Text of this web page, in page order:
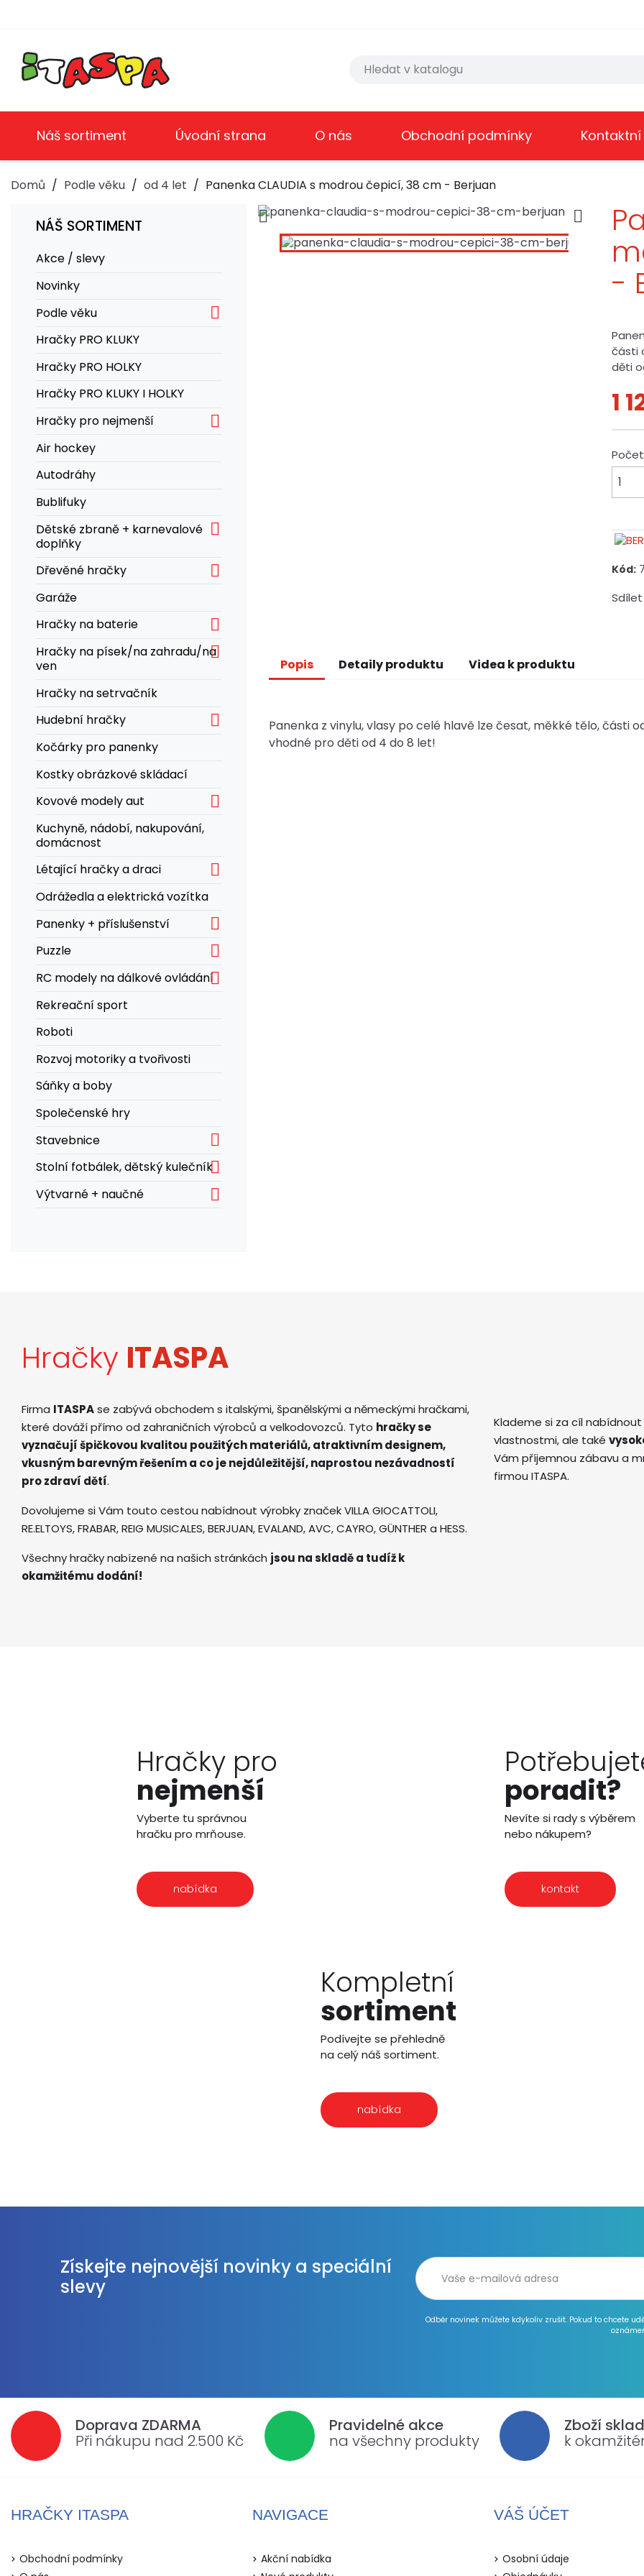
Náš sortiment Úvodní strana O nás Obchodní podmínky
Domů Podle věku od 4 let Panenka CLAUDIA s modrou čepicí, 38 cm - Berjuan
NÁŠ SORTIMENT
Akce / slevy
Novinky
Podle věku

Hračky PRO KLUKY
Hračky PRO HOLKY
Hračky PRO KLUKY I HOLKY
Hračky pro nejmenší

Air hockey
Autodráhy
Bublifuky
Dětské zbraně + karnevalové
doplňky

Dřevěné hračky 
Garáže
Hračky na baterie

Hračky na písek/na zahradu/na
ven

Hračky na setrvačník
Hudební hračky

Kočárky pro panenky
Kostky obrázkové skládací
Kovové modely aut

Kuchyně, nádobí, nakupování,
domácnost
Létající hračky a draci

Odrážedla a elektrická vozítka
Panenky + příslušenství

Puzzle 
RC modely na dálkové ovládání
Rekreační sport
Roboti
Rozvoj motoriky a tvořivosti
Sáňky a boby
Společenské hry
Stavebnice

Stolní fotbálek, dětský kulečník
Výtvarné + naučné 
 
-
části
děti
1
Počet
Kód:
Sdílet
Popis Detaily produktu Videa k produktu
Panenka z vinylu, vlasy po celé hlavě lze česat, měkké tělo, části
vhodné pro děti od 4 do 8 let!
Hračky ITASPA
Firma ITASPAse zabývá obchodem s italskými, španělskými a německými hračkami,
které dováží přímo od zahraničních výrobců a velkodovozců. Tyto hračky se
vyznačují špičkovou kvalitou použitých materiálů, atraktivním designem,
vkusným barevným řešením a co je nejdůležitější, naprostou nezávadností
pro zdraví dětí.
Dovolujeme si Vám touto cestou nabídnout výrobky značek VILLA GIOCATTOLI,
RE.ELTOYS, FRABAR, REIG MUSICALES, BERJUAN, EVALAND, AVC, CAYRO, GÜNTHER a HESS.
Všechny hračky nabízené na našich stránkách jsou na skladě a tudíž k
okamžitému dodání!
Klademe si za cíl
vlastnostmi, ale také
Vám příjemnou zábavu a
firmou ITASPA.
Hračky pro
nejmenší
Vyberte tu správnou
hračku pro mrňouse.
nabídka
poradit?
Nevíte si rady s výběrem
nebo nákupem?
kontakt
Kompletní
sortiment
Podívejte se přehledně
na celý náš sortiment.
nabídka
Získejte nejnovější novinky a speciální
slevy
Odběr novinek můžete kdykoliv zrušit. Pokud to chcete
Doprava ZDARMA
Při nákupu nad 2.500 Kč
Pravidelné akce
na všechny produkty
Zboží
k
HRAČKY ITASPA
Obchodní podmínky
NAVIGACE
Akční nabídka
VÁŠ ÚČET
Osobní údaje